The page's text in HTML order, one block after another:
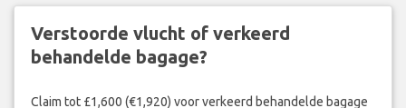
Verstoorde vlucht of verkeerd
behandelde bagage?
Claim tot £1,600 (€1,920) voor verkeerd behandelde bagage